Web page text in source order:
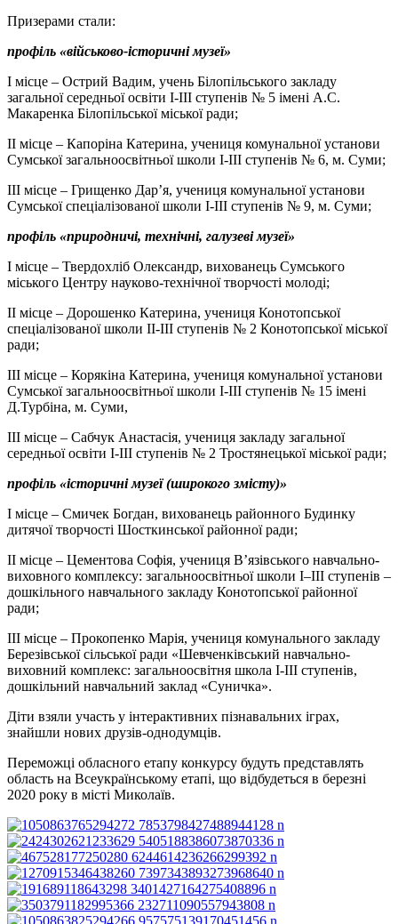
Призерами стали:
профіль «військово-історичні музеї»
І місце – Острий Вадим, учень Білопільського закладу
загальної середньої освіти І-ІІІ ступенів № 5 імені А.С.
Макаренка Білопільської міської ради;
ІІ місце – Капоріна Катерина, учениця комунальної установи
Сумської загальноосвітньої школи І-ІІІ ступенів № 6, м. Суми;
ІІІ місце – Грищенко Дар’я, учениця комунальної установи
Сумської спеціалізованої школи I-III ступенів № 9, м. Суми;
профіль «природничі, технічні, галузеві музеї»
І місце – Твердохліб Олександр, вихованець Сумського
міського Центру науково-технічної творчості молоді;
ІІ місце – Дорошенко Катерина, учениця Конотопської
спеціалізованої школи ІІ-ІІІ ступенів № 2 Конотопської міської
ради;
ІІІ місце – Корякіна Катерина, учениця комунальної установи
Сумської загальноосвітньої школи І-ІІІ ступенів № 15 імені
Д.Турбіна, м. Суми,
ІІІ місце – Сабчук Анастасія, учениця закладу загальної
середньої освіти І-ІІІ ступенів № 2 Тростянецької міської ради;
профіль «історичні музеї (широкого змісту)»
І місце – Смичек Богдан, вихованець районного Будинку
дитячої творчості Шосткинської районної ради;
ІІ місце – Цементова Софія, учениця В’язівського навчально-
виховного комплексу: загальноосвітньої школи І‒ІІІ ступенів ‒
дошкільного навчального закладу Конотопської районної
ради;
ІІІ місце – Прокопенко Марія, учениця комунального закладу
Березівської сільської ради «Шевченківський навчально-
виховний комплекс: загальноосвітня школа I-III ступенів,
дошкільний навчальний заклад «Суничка».
Діти взяли участь у інтерактивних пізнавальних іграх,
знайшли нових друзів-однодумців.
Переможці обласного етапу конкурсу будуть представлять
область на Всеукраїнському етапі, що відбудеться в березні
2020 року в місті Миколаїв.